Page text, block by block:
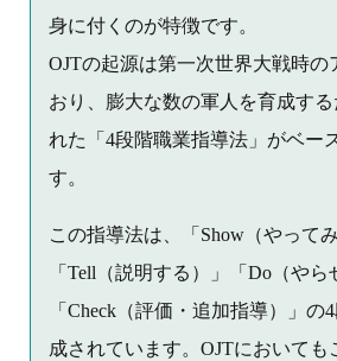
身に付くのが特徴です。
OJTの起源は第一次世界大戦時の
おり、膨大な数の軍人を育成す
れた「4段階職業指導法」がベー
す。
この指導法は、「Show（やって
「Tell（説明する）」「Do（やら
「Check（評価・追加指導）」の
成されています。OJTにおいても